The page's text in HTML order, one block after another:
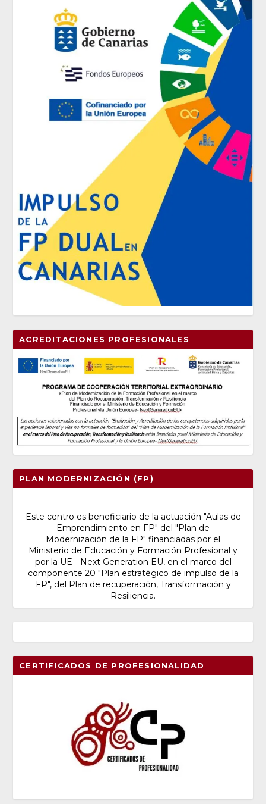
ACREDITACIONES PROFESIONALES
PLAN MODERNIZACIÓN (FP)
Este centro es beneficiario de la actuación "Aulas de
Emprendimiento en FP" del "Plan de
Modernización de la FP" financiadas por el
Ministerio de Educación y Formación Profesional y
por la UE - Next Generation EU, en el marco del
componente 20 "Plan estratégico de impulso de la
FP", del Plan de recuperación, Transformación y
Resiliencia.
CERTIFICADOS DE PROFESIONALIDAD